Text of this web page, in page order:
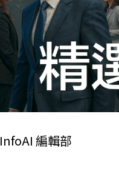
InfoAI 編輯部